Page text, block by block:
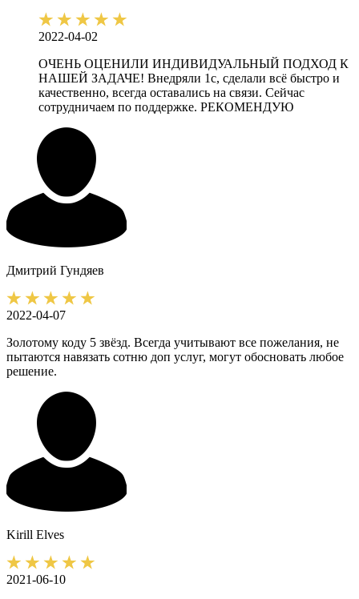
2022-04-02
ОЧЕНЬ ОЦЕНИЛИ ИНДИВИДУАЛЬНЫЙ ПОДХОД К
НАШЕЙ ЗАДАЧЕ! Внедряли 1с, сделали всё быстро и
качественно, всегда оставались на связи. Сейчас
сотрудничаем по поддержке. РЕКОМЕНДУЮ
Дмитрий Гундяев
2022-04-07
Золотому коду 5 звёзд. Всегда учитывают все пожелания, не
пытаются навязать сотню доп услуг, могут обосновать любое
решение.
Kirill Elves
2021-06-10